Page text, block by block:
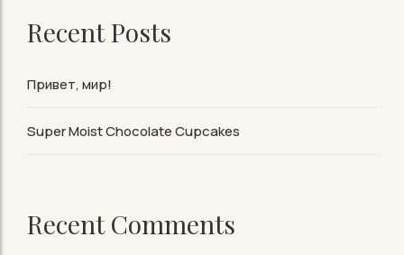
Recent Posts
Привет, мир!
Super Moist Chocolate Cupcakes
Recent Comments